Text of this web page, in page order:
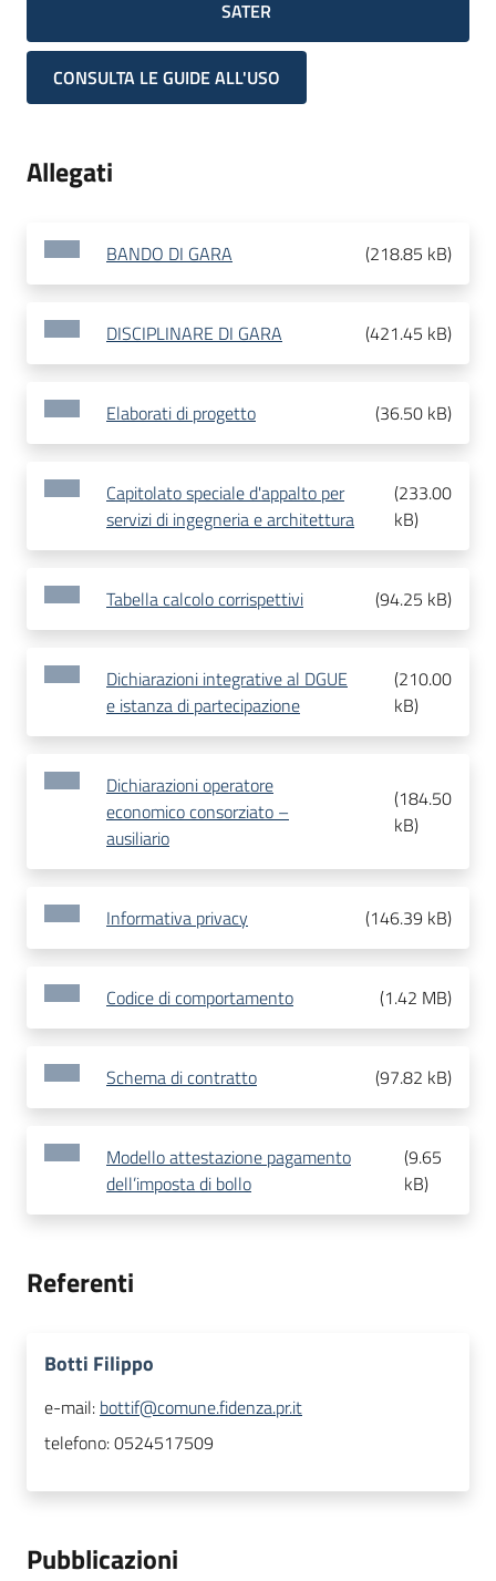
SATER
CONSULTA LE GUIDE ALL'USO
Allegati
BANDO DI GARA (218.85 kB)
DISCIPLINARE DI GARA (421.45 kB)
Elaborati di progetto (36.50 kB)
Capitolato speciale d'appalto per
servizi di ingegneria e architettura
(233.00
kB)
Tabella calcolo corrispettivi (94.25 kB)
Dichiarazioni integrative al DGUE
e istanza di partecipazione
(210.00
kB)
Dichiarazioni operatore
economico consorziato –
ausiliario
(184.50
kB)
Informativa privacy (146.39 kB)
Codice di comportamento (1.42 MB)
Schema di contratto (97.82 kB)
Modello attestazione pagamento
dell’imposta di bollo
(9.65
kB)
Referenti
Botti Filippo
e-mail: bottif@comune.fidenza.pr.it
telefono:0524517509
Pubblicazioni